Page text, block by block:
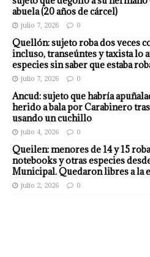
abuela (20 años de cárcel)
julio 7, 2026 0
Quellón: sujeto roba dos veces
incluso, transeúntes y taxista lo
especies sin saber que estaba
julio 7, 2026 0
Ancud: sujeto que habría
herido a bala por Carabinero
usando un cuchillo
julio 4, 2026 0
Queilen: menores de 14 y 15
notebooks y otras especies
Municipal. Quedaron libres a la
julio 2, 2026 0